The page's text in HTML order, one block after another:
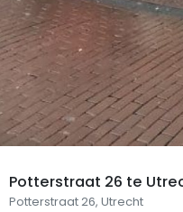
Potterstraat 26 te
Potterstraat 26, Utrecht